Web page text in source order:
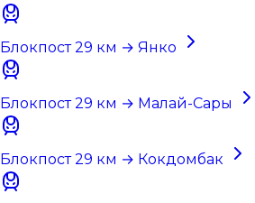
Блокпост 29 км → Янко
Блокпост 29 км → Малай-Сары
Блокпост 29 км → Кокдомбак